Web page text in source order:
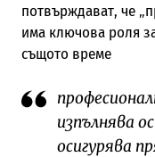
потвърждават, че
има ключова роля
същото време
изпълнява
осигурява